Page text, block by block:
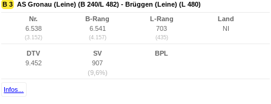
B 3 AS Gronau (Leine) (B 240/L 482) - Brüggen (Leine) (L 480)
Nr.
6.538
(3.152)
B-Rang
6.541
(4.157)
L-Rang
703
(435)
Land
NI
DTV
9.452
SV
907
(9,6%)
BPL
Infos...